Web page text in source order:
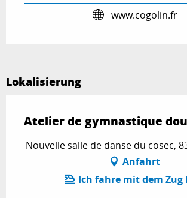
www.cogolin.fr
Lokalisierung
Atelier de gymnastique
Nouvelle salle de danse du cosec,
Anfahrt
Ich fahre mit dem Zug